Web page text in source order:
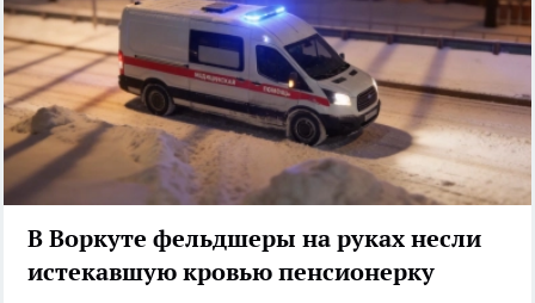
В Воркуте фельдшеры на руках несли
истекавшую кровью пенсионерку